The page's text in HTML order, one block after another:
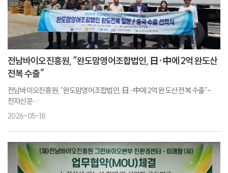
전남바이오진흥원, “완도맘영어조합법인, 日·中에 2억 완도산
전복 수출”
전남바이오진흥원, “완도맘영어조합법인, 日·中에 2억 완도산 전복 수출”-
전자신문
완도산 전복, ‘K-수산물’ 자존심 세웠다… 일본·중국에 14.4톤 수출 쾌거-
전남해양수산창업투자지원센터사업 수혜기업 완도맘영어조합법인-
일간투데이
‘완도 전복’ 中日 수출 쾌거…‘전남형 스타기업’ 탄생-전남타임스
“완도 전복, 일본·중국 식탁 오른다”…14톤 수출 선적-매일경제
2026-05-18